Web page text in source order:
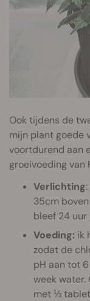
Ook tijdens de
mijn plant goede
voortdurend aan
groeivoeding van
Verlichting
35cm
bleef 24
Voeding: ik
zodat de
pH aan tot
week water.
met ⅓ tablet